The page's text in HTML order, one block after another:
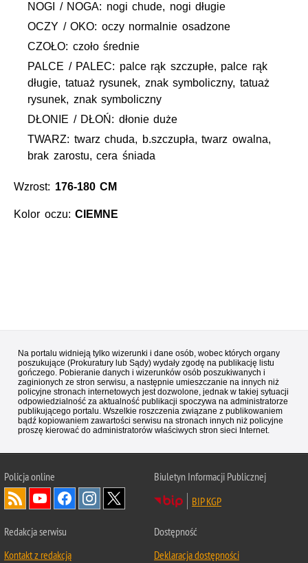
NOGI / NOGA: nogi chude, nogi długie
OCZY / OKO: oczy normalnie osadzone
CZOŁO: czoło średnie
PALCE / PALEC: palce rąk szczupłe, palce rąk
długie, tatuaż rysunek, znak symboliczny, tatuaż
rysunek, znak symboliczny
DŁONIE / DŁOŃ: dłonie duże
TWARZ: twarz chuda, b.szczupła, twarz owalna,
brak zarostu, cera śniada
Wzrost: 176-180 CM
Kolor oczu:CIEMNE
Na portalu widnieją tylko wizerunki i dane osób, wobec których organy
poszukujące (Prokuratury lub Sądy) wydały zgodę na publikację listu
gończego. Pobieranie danych i wizerunków osób poszukiwanych i
zaginionych ze stron serwisu, a następnie umieszczanie na innych niż
policyjne stronach internetowych jest dozwolone, jednak w takiej sytuacji
odpowiedzialność za aktualność publikacji spoczywa na administratorze
publikującego portalu. Wszelkie roszczenia związane z publikowaniem
bądź kopiowaniem zawartości serwisu na stronach innych niż policyjne
proszę kierować do administratorów właściwych stron sieci Internet.
Policjaonline
Biuletyn Informacji Publicznej
BIP KGP
Redakcja serwisu
Kontakt z redakcją
Dostępność
Deklaracja dostępności